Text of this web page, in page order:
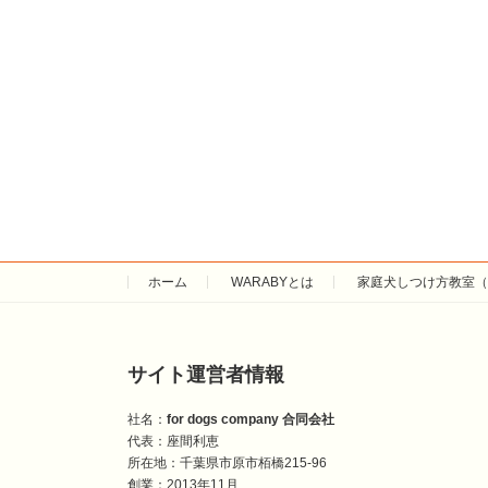
ホーム WARABYとは 家庭犬しつけ方教室
サイト運営者情報
社名： for dogs company 合同会社
代表：座間利恵
所在地：千葉県市原市栢橋215-96
創業：2013年11月